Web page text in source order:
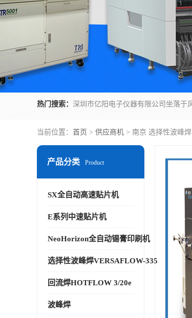
热门搜索：
当前位置： 首页 > 供应商机 > 南京 选择性波峰焊
产品分类 Product
SX全自动高速贴片机
E系列中速贴片机
NeoHorizon全自动锡膏印刷机
选择性波峰焊VERSAFLOW-335
回流焊HOTFLOW 3/20e
波峰焊